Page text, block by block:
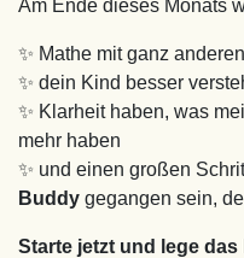
Am Ende dieses Monats
✨ Mathe mit ganz
✨ dein Kind besser
✨ Klarheit haben, was
mehr haben
✨ und einen großen
Buddy gegangen sein,
Starte jetzt und lege